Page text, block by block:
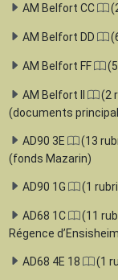
AM Belfort CC
AM Belfort DD
AM Belfort FF (5
AM Belfort II
(2
(documents
AD90 3E
(13
(fonds Mazarin)
AD90 1G (1
AD68 1C
(11
Régence
AD68 4E 18 (1